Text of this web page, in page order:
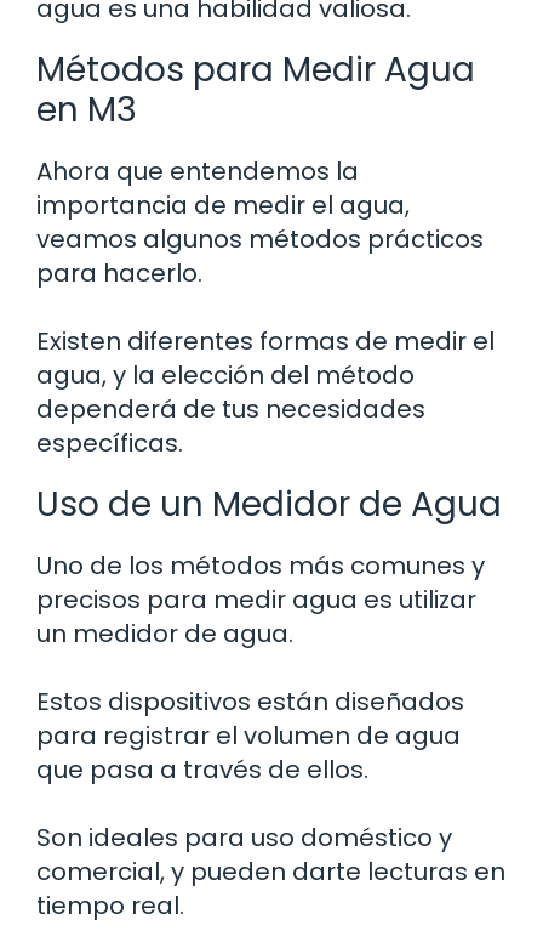
agua es una habilidad valiosa.
Métodos para Medir Agua
en M3
Ahora que entendemos la
importancia de medir el agua,
veamos algunos métodos prácticos
para hacerlo.
Existen diferentes formas de medir el
agua, y la elección del método
dependerá de tus necesidades
específicas.
Uso de un Medidor de Agua
Uno de los métodos más comunes y
precisos para medir agua es utilizar
un medidor de agua.
Estos dispositivos están diseñados
para registrar el volumen de agua
que pasa a través de ellos.
Son ideales para uso doméstico y
comercial, y pueden darte lecturas en
tiempo real.